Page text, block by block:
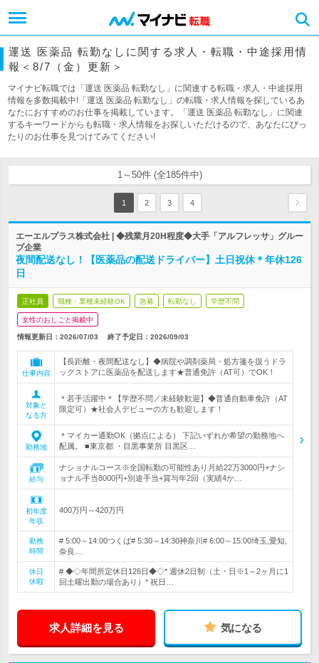
運送 医薬品 転勤なしに関する求人・転職・中途採用情
報＜8/7（金）更新＞
マイナビ転職では「運送 医薬品 転勤なし」に関連する転職・求人・中途採用
情報を多数掲載中!「運送 医薬品 転勤なし」の転職・求人情報を探しているあ
なたにおすすめのお仕事を掲載しています。「運送 医薬品 転勤なし」に関連
するキーワードからも転職・求人情報をお探しいただけるので、あなたにぴっ
たりのお仕事を見つけてみてください!
1～50件 (全185件中)
1 2 3 4
エーエルプラス株式会社 | ◆残業月20H程度◆大手「アルフレッサ」グルー
プ企業
夜間配送なし！【医薬品の配送ドライバー】土日祝休＊年休126
日
正社員 職種・業種未経験OK 急募 転勤なし 学歴不問
女性のおしごと掲載中
情報更新日：2026/07/03 終了予定日： 2026/09/03
仕事内容
【長距離・夜間配送なし】◆病院や調剤薬局・処方箋を扱うドラ
ッグストアに医薬品を配送します★普通免許（AT可）でOK！
対象と
なる方
＊若手活躍中＊【学歴不問／未経験歓迎】◆普通自動車免許（AT
限定可）★社会人デビューの方も歓迎します！
勤務地
＊マイカー通勤OK（拠点による） 下記いずれか希望の勤務地へ
配属。 ■東京都 ・目黒事業所 目黒区…
給与
ナショナルコース※全国転勤の可能性あり月給22万3000円+ナシ
ョナル手当8000円+別途手当+賞与年2回（実績4か…
初年度
年収
400万円～420万円
勤務
時間
# 5:00～14:00つくば# 5:30～14:30神奈川# 6:00～15:00埼玉,愛知,
奈良…
休日
休暇
# ◆◇年間所定休日126日◆◇* 週休2日制（土・日※1～2ヶ月に1
回土曜出勤の場合あり）* 祝日…
求人詳細を見る 気になる